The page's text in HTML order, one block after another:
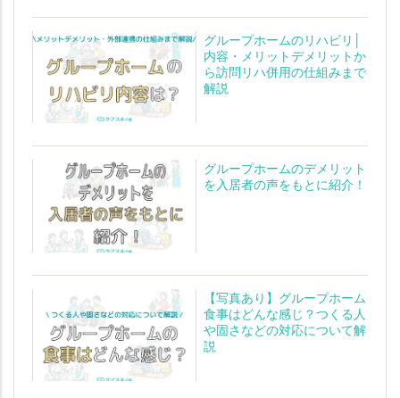
グループホームのリハビリ│
内容・メリットデメリットか
ら訪問リハ併用の仕組みまで
解説
グループホームのデメリット
を入居者の声をもとに紹介！
【写真あり】グループホーム
食事はどんな感じ？つくる人
や固さなどの対応について解
説